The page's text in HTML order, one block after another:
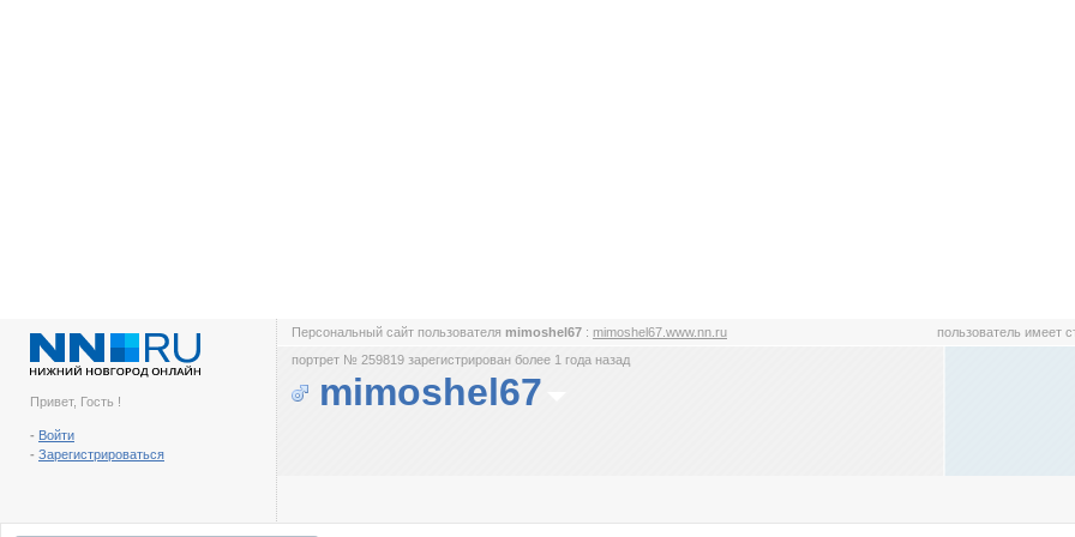
Привет, Гость !
- Войти
- Зарегистрироваться
Персональный сайт пользователя mimoshel67 : mimoshel67.www.nn.ru пользователь имеет
портрет № 259819 зарегистрирован более 1 года назад
mimoshel67